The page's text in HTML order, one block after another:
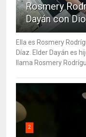
Rosmery
Dayán con
Ella es Rosmery
Díaz. Elder Dayán es
llama Rosmery
2